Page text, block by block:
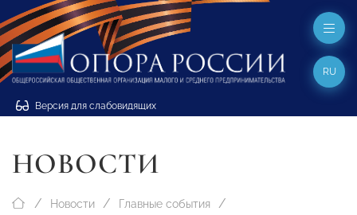
Версия для слабовидящих
RU
НОВОСТИ
Новости Главные события